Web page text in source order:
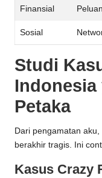
Finansial
Sosial
Studi
Petaka
Dari pengamatan
berakhir tragis. Ini
Kasus Crazy